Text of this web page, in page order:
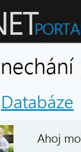
Databáze
Ahoj